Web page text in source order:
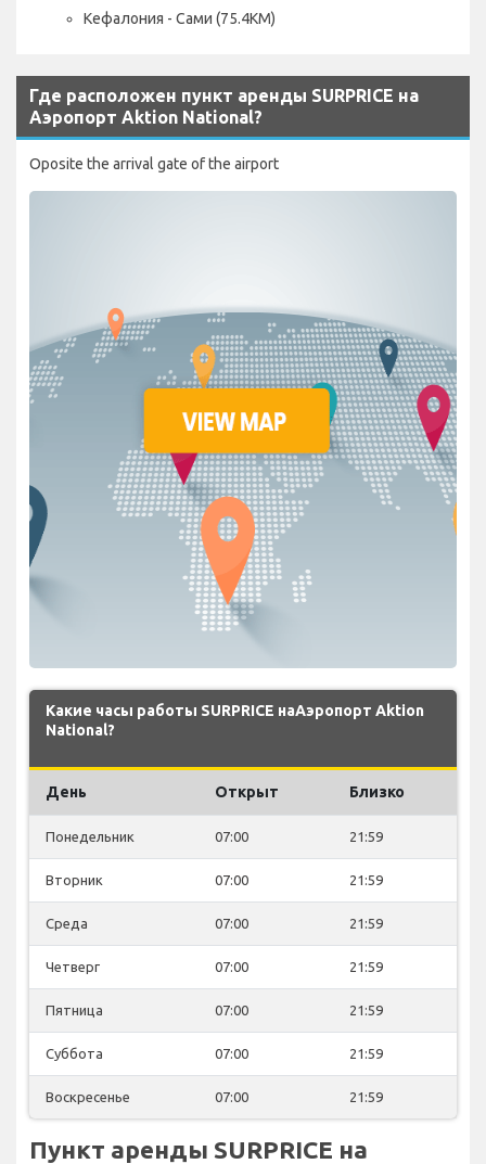
Кефалония - Сами (75.4KM)
Где расположен пункт аренды SURPRICE на
Аэропорт Aktion National?
Oposite the arrival gate of the airport
Какие часы работы SURPRICE наАэропорт Aktion
National?
День Открыт Близко
Понедельник 07:00 21:59
Вторник 07:00 21:59
Среда 07:00 21:59
Четверг 07:00 21:59
Пятница 07:00 21:59
Суббота 07:00 21:59
Воскресенье 07:00 21:59
Пункт аренды SURPRICE на